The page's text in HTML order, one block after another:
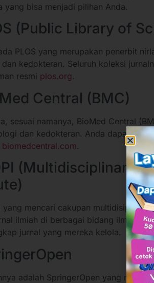
yang bisa menjadi pilihan Anda.
(Public Library of
PLOS yang merupakan penerbit
kedokteran. Seluruh koleksi
resmi plos.org.
Central (BMC)
sesuai namanya, BioMed Central
dan kedokteran. Anda dapat
biomedcentral.com.
(Multidisciplinary
yang mencari cakupan multidisiplin,
ilmiah di berbagai bidang ilmu.
jurnal yang mereka kelola.
adalah SpringerOpen yang